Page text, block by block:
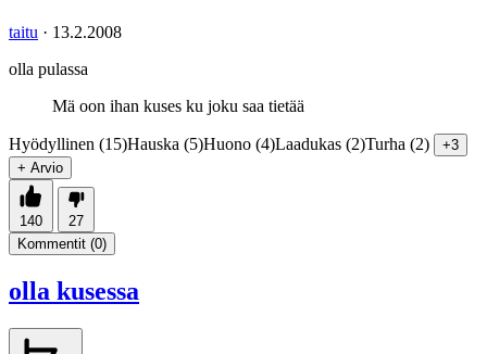
taitu · 13.2.2008
olla pulassa
Mä oon ihan kuses ku joku saa tietää
Hyödyllinen (15)Hauska (5)Huono (4)Laadukas (2)Turha (2)
+3
+ Arvio
140
27
Kommentit (0)
olla kusessa